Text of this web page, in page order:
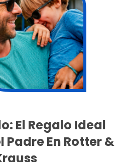
El Regalo Ideal
Padre En Rotter &